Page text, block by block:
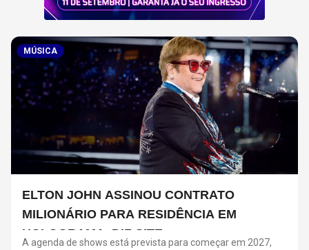
MÚSICA
ELTON JOHN ASSINOU CONTRATO
MILIONÁRIO PARA RESIDÊNCIA EM
HOLOGRAMA, DIZ SITE
A agenda de shows está prevista para começar em 2027,